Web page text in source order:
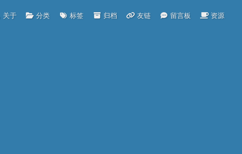
关于 分类 标签 归档 友链 留言板 资源